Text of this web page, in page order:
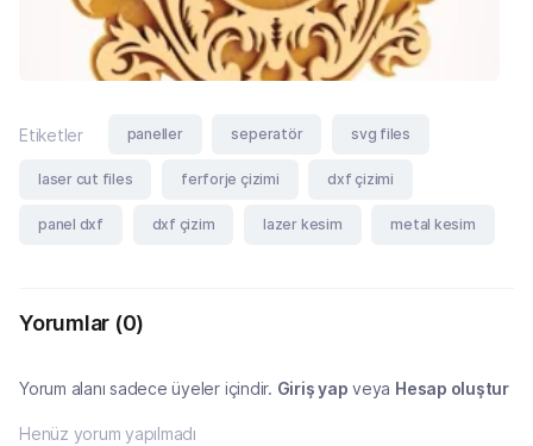
Etiketler paneller seperatör svg files
laser cut files ferforje çizimi dxf çizimi
panel dxf dxf çizim lazer kesim metal kesim
Yorumlar (0)
Yorum alanı sadece üyeler içindir. Giriş yap veya Hesap oluştur
Henüz yorum yapılmadı